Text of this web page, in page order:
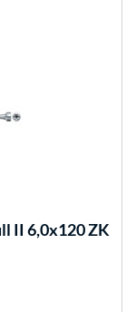
II 6,0x120 ZK